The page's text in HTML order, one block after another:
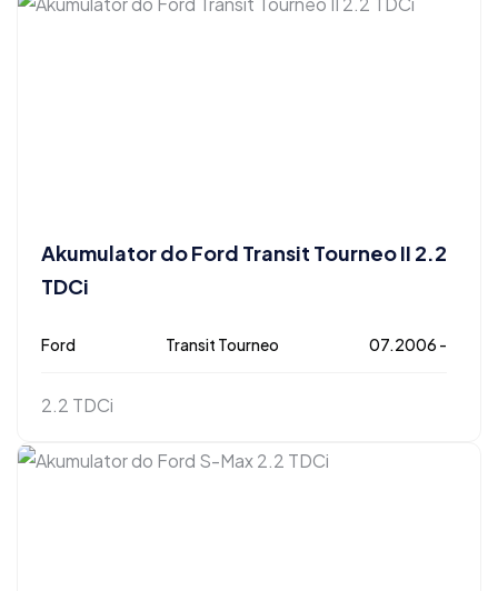
Akumulator do Ford Transit Tourneo II 2.2
TDCi
Ford Transit Tourneo 07.2006 -
2.2 TDCi